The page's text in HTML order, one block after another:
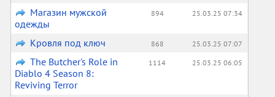
Магазин мужской
одежды
894 25.03.25 07:34
Кровля под ключ 868 25.03.25 07:07
The Butcher's Role in
Diablo 4 Season 8:
Reviving Terror
1114 25.03.25 06:05